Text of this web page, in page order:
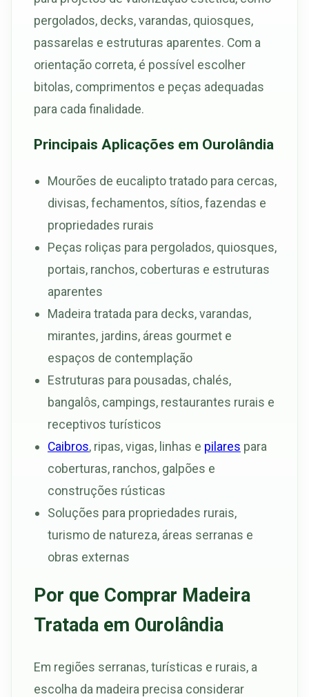
pergolados, decks, varandas, quiosques,
passarelas e estruturas aparentes. Com a
orientação correta, é possível escolher
bitolas, comprimentos e peças adequadas
para cada finalidade.
Principais Aplicações em Ourolândia
Mourões de eucalipto tratado para cercas,
divisas, fechamentos, sítios, fazendas e
propriedades rurais
Peças roliças para pergolados, quiosques,
portais, ranchos, coberturas e estruturas
aparentes
Madeira tratada para decks, varandas,
mirantes, jardins, áreas gourmet e
espaços de contemplação
Estruturas para pousadas, chalés,
bangalôs, campings, restaurantes rurais e
receptivos turísticos
Caibros, ripas, vigas, linhas e pilares para
coberturas, ranchos, galpões e
construções rústicas
Soluções para propriedades rurais,
turismo de natureza, áreas serranas e
obras externas
Por que Comprar Madeira
Tratada em Ourolândia
Em regiões serranas, turísticas e rurais, a
escolha da madeira precisa considerar